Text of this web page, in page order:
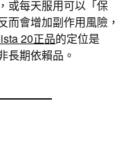
或每天服用可以「保
而會增加副作用風險，
20正品的定位是
長期依賴品。